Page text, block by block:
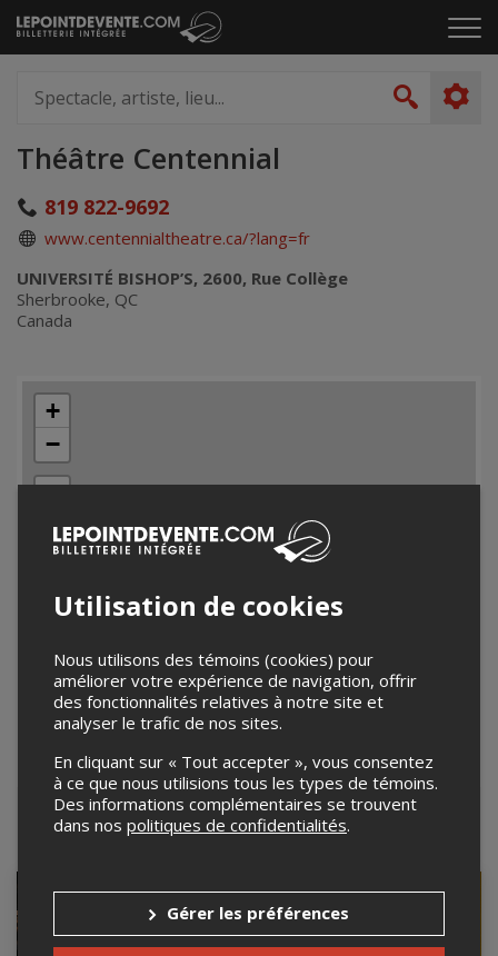
Passer
au
le
artiste,
lieu...
Théâtre Centennial
819 822-9692
www.centennialtheatre.ca/?lang=fr
UNIVERSITÉ BISHOP’S, 2600, Rue Collège
Sherbrooke, QC
Canada
+
−
Leaflet| ©Mapbox©OpenStreetMap
Événements à venir
Utilisation de cookies
Nous utilisons des témoins (cookies) pour
améliorer votre expérience de navigation, offrir
des fonctionnalités relatives à notre site et
analyser le trafic de nos sites.
En cliquant sur « Tout accepter », vous consentez
à ce que nous utilisions tous les types de témoins.
Des informations complémentaires se trouvent
dans nos politiques de confidentialités.
Gérer les préférences